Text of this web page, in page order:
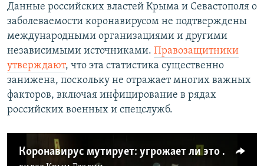
Данные российских властей Крыма и Севастополя о
заболеваемости коронавирусом не подтверждены
международными организациями и другими
независимыми источниками. Правозащитники
утверждают, что эта статистика существенно
занижена, поскольку не отражает многих важных
факторов, включая инфицирование в рядах
российских военных и спецслужб.
Коронавирус мутирует: угрожает ли это вакцинации (видео)